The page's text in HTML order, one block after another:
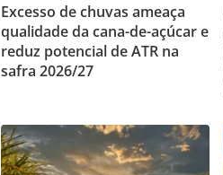
Excesso de chuvas ameaça
qualidade da cana-de-açúcar e
reduz potencial de ATR na
safra 2026/27